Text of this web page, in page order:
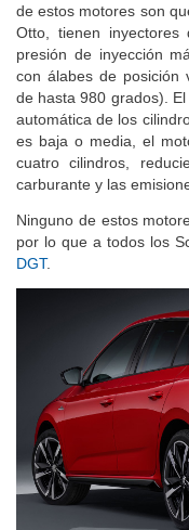
de estos motores son
Otto, tienen
presión de inyección
con álabes de posición
de hasta 980 grados).
automática de los
es baja o media, el
cuatro cilindros,
carburante y las
Ninguno de estos
por lo que a todos los
DGT.